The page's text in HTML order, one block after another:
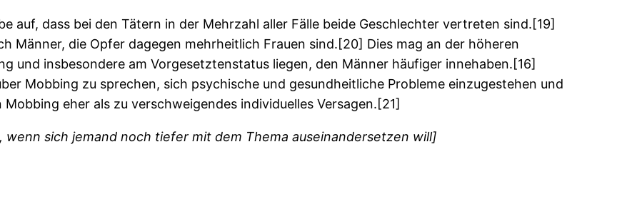
auf, dass bei den Tätern in der Mehrzahl aller Fälle beide Geschlechter vertreten sind.[19]
Männer, die Opfer dagegen mehrheitlich Frauen sind.[20] Dies mag an der höheren
und insbesondere am Vorgesetztenstatus liegen, den Männer häufiger innehaben.[16]
Mobbing zu sprechen, sich psychische und gesundheitliche Probleme einzugestehen und
eher als zu verschweigendes individuelles Versagen.[21]
sich jemand noch tiefer mit dem Thema auseinandersetzen will]